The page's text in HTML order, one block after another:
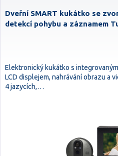
Dveřní SMART kukátko se
detekcí pohybu a záznamem
Elektronický kukátko s
LCD displejem, nahrávání obrazu a
4 jazycích,…